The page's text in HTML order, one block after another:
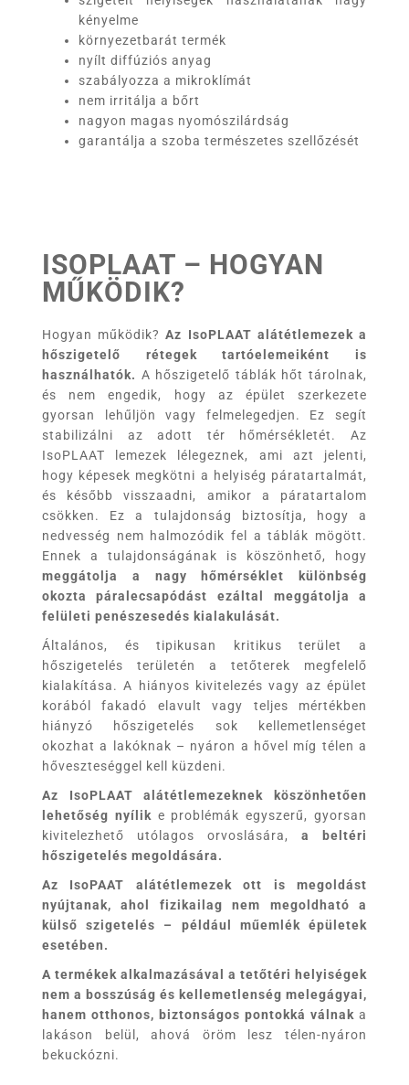
kényelme
környezetbarát termék
nyílt diffúziós anyag
szabályozza a mikroklímát
nem irritálja a bőrt
nagyon magas nyomószilárdság
garantálja a szoba természetes szellőzését
ISOPLAAT – HOGYAN
MŰKÖDIK?
Hogyan működik?Az IsoPLAAT alátétlemezek a
hőszigetelő rétegek tartóelemeiként is
használhatók. A hőszigetelő táblák hőt tárolnak,
és nem engedik, hogy az épület szerkezete
gyorsan lehűljön vagy felmelegedjen. Ez segít
stabilizálni az adott tér hőmérsékletét. Az
IsoPLAAT lemezek lélegeznek, ami azt jelenti,
hogy képesek megkötni a helyiség páratartalmát,
és később visszaadni, amikor a páratartalom
csökken. Ez a tulajdonság biztosítja, hogy a
nedvesség nem halmozódik fel a táblák mögött.
Ennek a tulajdonságának is köszönhető, hogy
meggátolja a nagy hőmérséklet különbség
okozta páralecsapódást ezáltal meggátolja a
felületi penészesedés kialakulását.
Általános, és tipikusan kritikus terület a
hőszigetelés területén a tetőterek megfelelő
kialakítása. A hiányos kivitelezés vagy az épület
korából fakadó elavult vagy teljes mértékben
hiányzó hőszigetelés sok kellemetlenséget
okozhat a lakóknak – nyáron a hővel míg télen a
hőveszteséggel kell küzdeni.
Az IsoPLAAT alátétlemezeknek köszönhetően
lehetőség nyílik e problémák egyszerű, gyorsan
kivitelezhető utólagos orvoslására,a beltéri
hőszigetelés megoldására.
Az IsoPAAT alátétlemezek ott is megoldást
nyújtanak, ahol fizikailag nem megoldható a
külső szigetelés – például műemlék épületek
esetében.
A termékek alkalmazásával a tetőtéri helyiségek
nem a bosszúság és kellemetlenség melegágyai,
hanem otthonos, biztonságos pontokká válnak a
lakáson belül, ahová öröm lesz télen-nyáron
bekuckózni.